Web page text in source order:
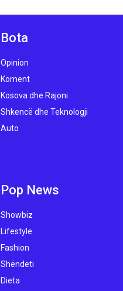
Bota
Opinion
Koment
Kosova dhe Rajoni
Shkencë dhe Teknologji
Auto
Pop News
Showbiz
Lifestyle
Fashion
Shëndeti
Dieta